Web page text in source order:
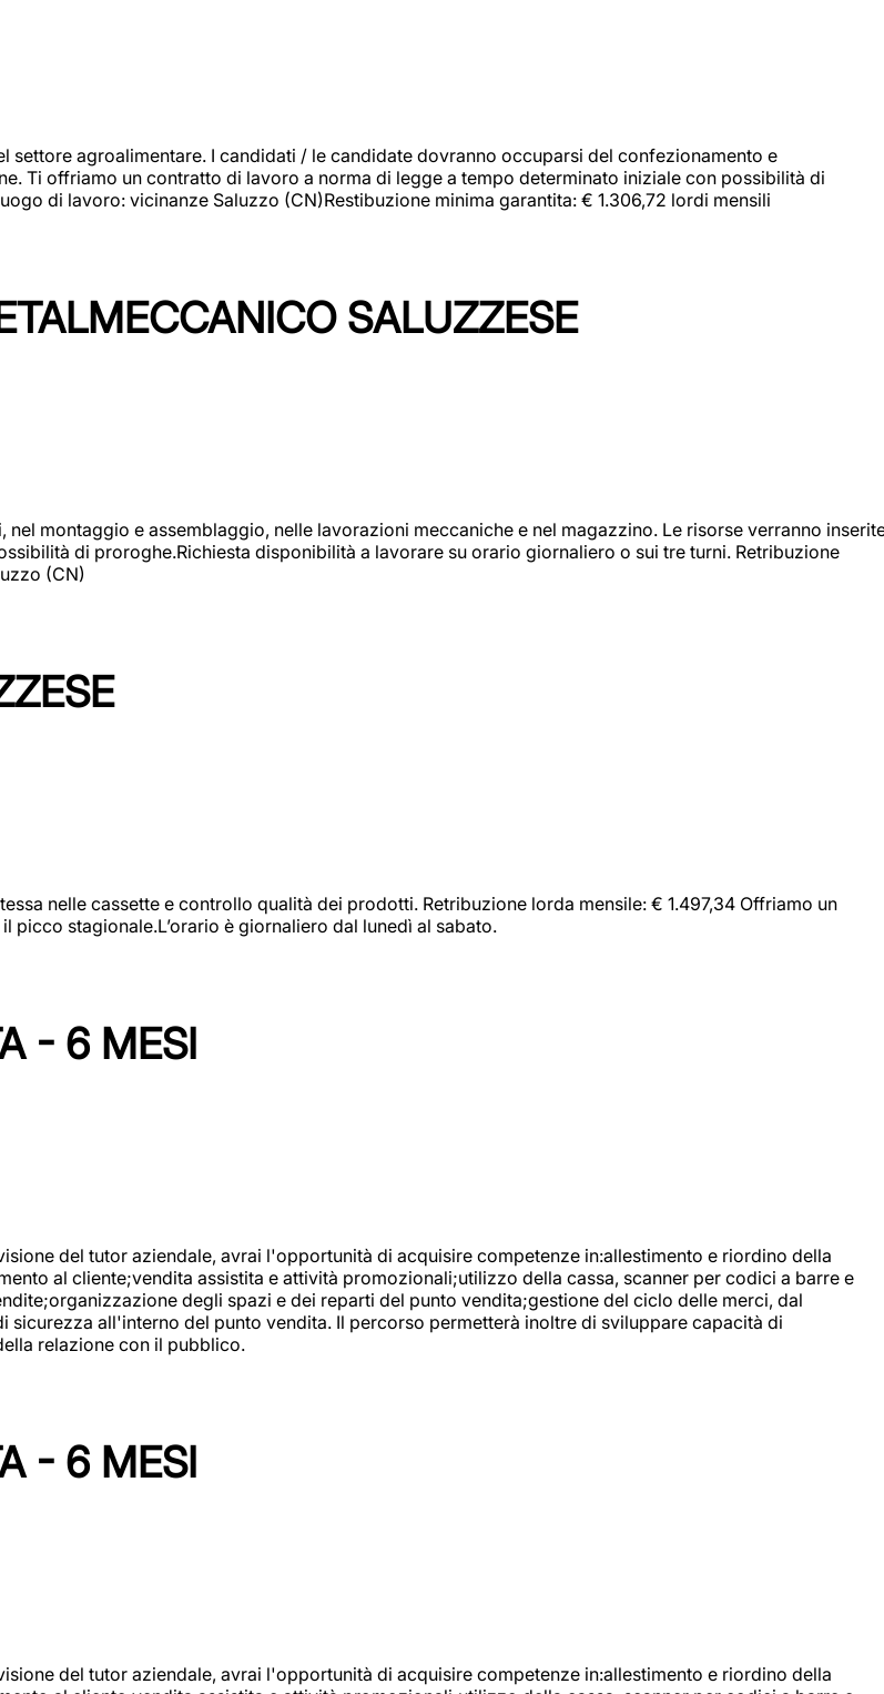
settore agroalimentare. I candidati / le candidate dovranno occuparsi del confezionamento e
Ti offriamo un contratto di lavoro a norma di legge a tempo determinato iniziale con possibilità di
di lavoro: vicinanze Saluzzo (CN)Restibuzione minima garantita: € 1.306,72 lordi mensili
SALUZZESE
montaggio e assemblaggio, nelle lavorazioni meccaniche e nel magazzino. Le risorse verranno
di proroghe.Richiesta disponibilità a lavorare su orario giornaliero o sui tre turni. Retribuzione
(CN)
nelle cassette e controllo qualità dei prodotti. Retribuzione lorda mensile: € 1.497,34 Offriamo un
stagionale.L’orario è giornaliero dal lunedì al sabato.
- 6 MESI
del tutor aziendale, avrai l'opportunità di acquisire competenze in:allestimento e riordino della
al cliente;vendita assistita e attività promozionali;utilizzo della cassa, scanner per codici a barre e
degli spazi e dei reparti del punto vendita;gestione del ciclo delle merci, dal
all'interno del punto vendita. Il percorso permetterà inoltre di sviluppare capacità di
relazione con il pubblico.
- 6 MESI
del tutor aziendale, avrai l'opportunità di acquisire competenze in:allestimento e riordino della